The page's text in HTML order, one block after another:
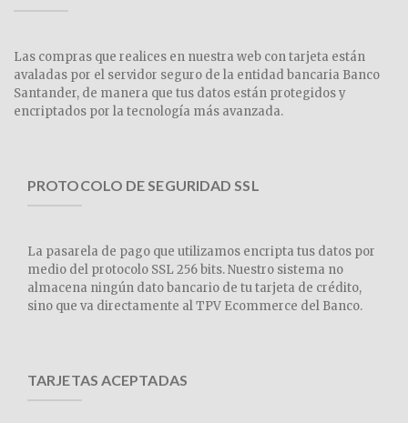
Las compras que realices en nuestra web con tarjeta están
avaladas por el servidor seguro de la entidad bancaria Banco
Santander, de manera que tus datos están protegidos y
encriptados por la tecnología más avanzada.
PROTOCOLO DE SEGURIDAD SSL
La pasarela de pago que utilizamos encripta tus datos por
medio del protocolo SSL 256 bits. Nuestro sistema no
almacena ningún dato bancario de tu tarjeta de crédito,
sino que va directamente al TPV Ecommerce del Banco.
TARJETAS ACEPTADAS